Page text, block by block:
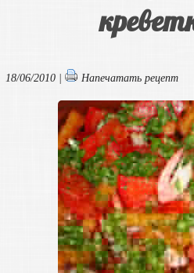
18/06/2010 | Напечатать рецепт